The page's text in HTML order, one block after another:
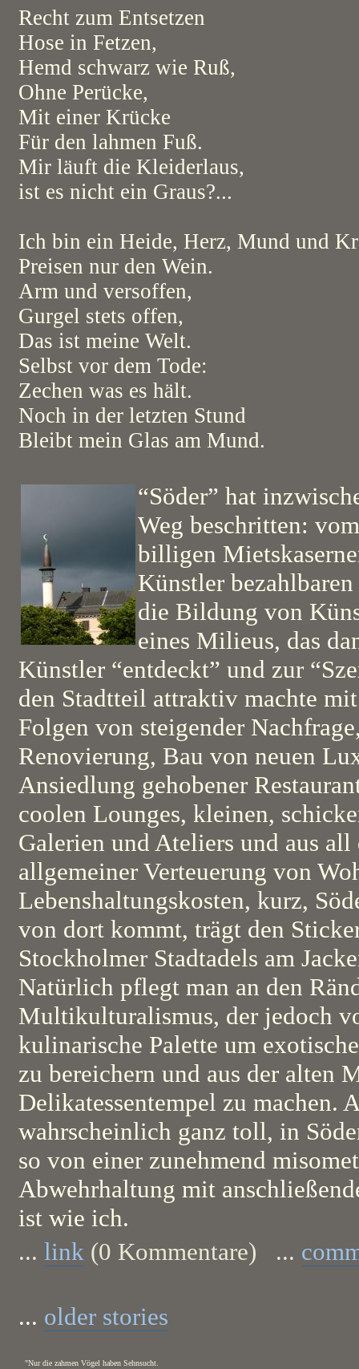
Recht zum Entsetzen
Hose in Fetzen,
Hemd schwarz wie Ruß,
Ohne Perücke,
Mit einer Krücke
Für den lahmen Fuß.
Mir läuft die Kleiderlaus,
ist es nicht ein Graus?...
Ich bin ein Heide, Herz, Mund und
Preisen nur den Wein.
Arm und versoffen,
Gurgel stets offen,
Das ist meine Welt.
Selbst vor dem Tode:
Zechen was es hält.
Noch in der letzten Stund
Bleibt mein Glas am Mund.
“Söder” hat
Weg beschritten:
billigen
Künstler
die Bildung von
eines Milieus, das
Künstler “entdeckt” und zur
den Stadtteil attraktiv machte
Folgen von steigender
Renovierung, Bau von neuen
Ansiedlung gehobener
coolen Lounges, kleinen,
Galerien und Ateliers und aus all
allgemeiner Verteuerung von
Lebenshaltungskosten, kurz,
von dort kommt, trägt den
Stockholmer Stadtadels am
Natürlich pflegt man an den
Multikulturalismus, der jedoch
kulinarische Palette um
zu bereichern und aus der alten
Delikatessentempel zu machen.
wahrscheinlich ganz toll, in
so von einer zunehmend
Abwehrhaltung mit
ist wie ich.
... link (0 Kommentare) ...
... older stories
"Nur die zahmen Vögel haben Sehnsucht.